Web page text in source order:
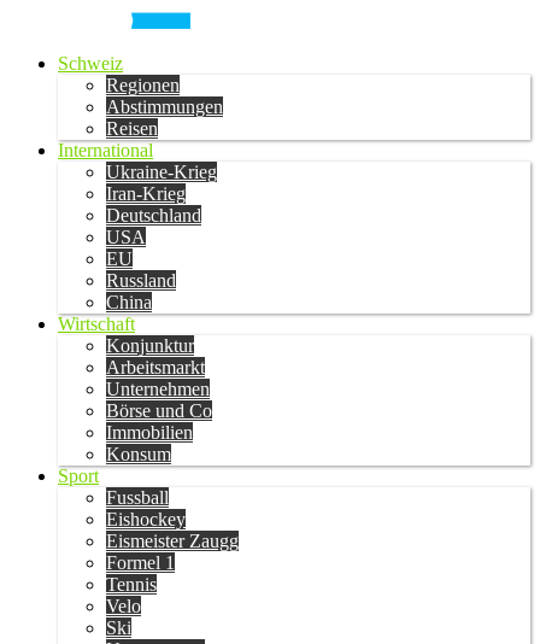
Schweiz
Regionen
Abstimmungen
Reisen
International
Ukraine-Krieg
Iran-Krieg
Deutschland
USA
EU
Russland
China
Wirtschaft
Konjunktur
Arbeitsmarkt
Unternehmen
Börse und Co
Immobilien
Konsum
Sport
Fussball
Eishockey
Eismeister Zaugg
Formel 1
Tennis
Velo
Ski